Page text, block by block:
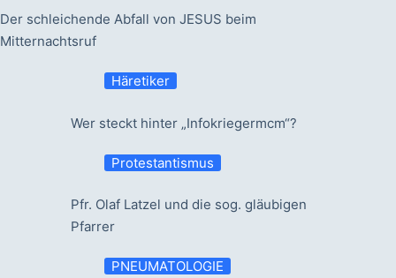
Der schleichende Abfall von JESUS beim
Mitternachtsruf
Häretiker
Wer steckt hinter „Infokriegermcm“?
Protestantismus
Pfr. Olaf Latzel und die sog. gläubigen
Pfarrer
PNEUMATOLOGIE